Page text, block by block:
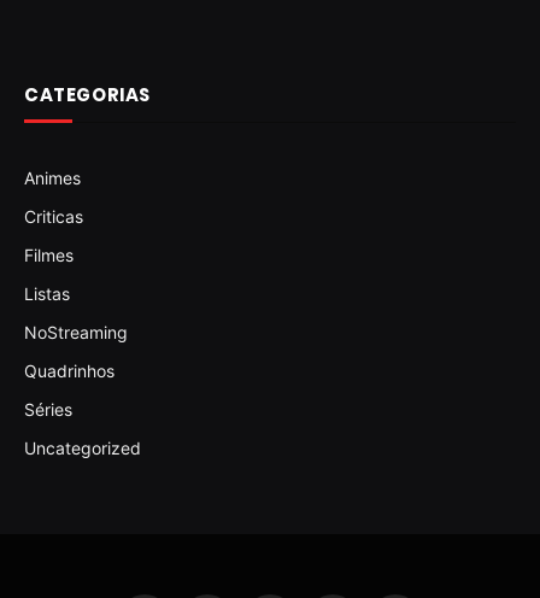
CATEGORIAS
Animes
Criticas
Filmes
Listas
NoStreaming
Quadrinhos
Séries
Uncategorized